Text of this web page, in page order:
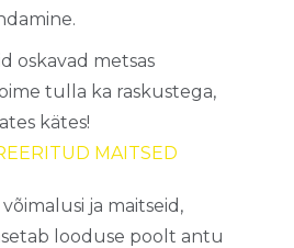
oskavad metsas
tulla ka raskustega,
kätes!
MAITSED
ja maitseid,
looduse poolt antu